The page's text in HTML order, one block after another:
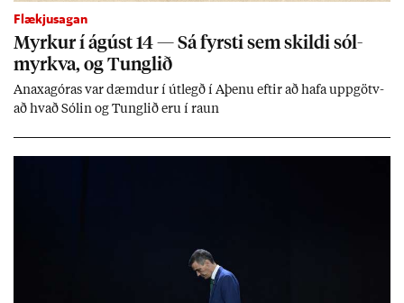
Flækjusagan
Myrk­ur í ág­úst 14 — Sá fyrsti sem skildi sól­
myrkva, og Tungl­ið
An­axagór­as var dæmd­ur í út­legð í Aþenu eft­ir að hafa upp­götv­
að hvað Sól­in og Tungl­ið eru í raun